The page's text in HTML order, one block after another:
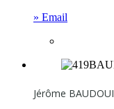
» Email
Jérôme BAUDOUI